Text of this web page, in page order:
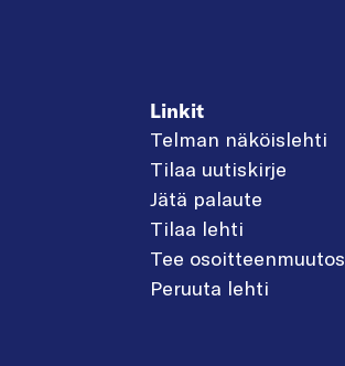
Linkit
Telman näköislehti
Tilaa uutiskirje
Jätä palaute
Tilaa lehti
Tee osoitteenmuutos
Peruuta lehti